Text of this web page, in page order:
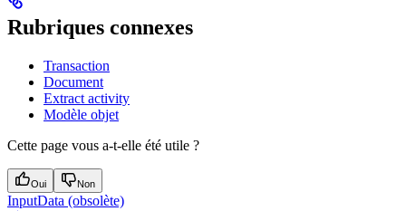
Rubriques connexes
Transaction
Document
Extract activity
Modèle objet
Cette page vous a-t-elle été utile ?
Oui Non
InputData (obsolète)